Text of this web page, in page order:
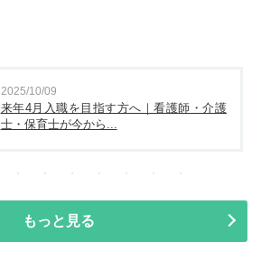
2025/10/09
来年4月入職を目指す方へ｜看護師・介護
士・保育士が今から...
もっと見る